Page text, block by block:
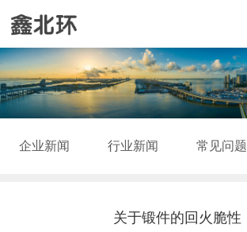
企业新闻 行业新闻 常见问题
关于锻件的回火脆性